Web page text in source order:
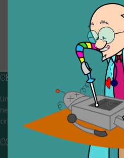
CHI SIAMO
Un gruppo di volontari che sognano di
nel frattempo ricevono in dono
circolazione. Operiamo per
CONTATTI